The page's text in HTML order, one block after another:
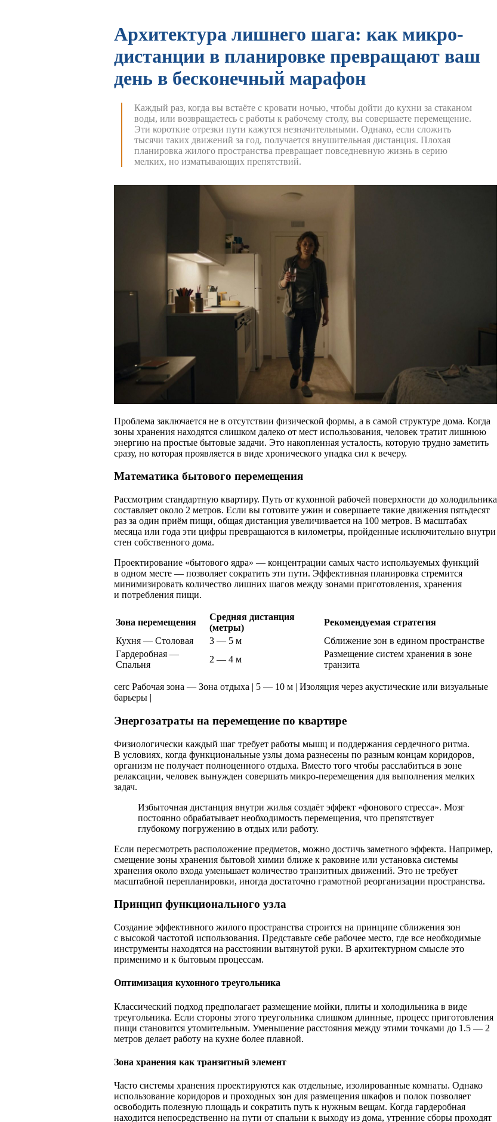
Архитектура лишнего шага: как микро-
дистанции в планировке превращают ваш
день в бесконечный марафон
Каждый раз, когда вы встаёте с кровати ночью, чтобы дойти до кухни за стаканом
воды, или возвращаетесь с работы к рабочему столу, вы совершаете перемещение.
Эти короткие отрезки пути кажутся незначительными. Однако, если сложить
тысячи таких движений за год, получается внушительная дистанция. Плохая
планировка жилого пространства превращает повседневную жизнь в серию
мелких, но изматывающих препятствий.
Проблема заключается не в отсутствии физической формы, а в самой структуре дома. Когда
зоны хранения находятся слишком далеко от мест использования, человек тратит лишнюю
энергию на простые бытовые задачи. Это накопленная усталость, которую трудно заметить
сразу, но которая проявляется в виде хронического упадка сил к вечеру.
Математика бытового перемещения
Рассмотрим стандартную квартиру. Путь от кухонной рабочей поверхности до холодильника
составляет около 2 метров. Если вы готовите ужин и совершаете такие движения пятьдесят
раз за один приём пищи, общая дистанция увеличивается на 100 метров. В масштабах
месяца или года эти цифры превращаются в километры, пройденные исключительно внутри
стен собственного дома.
Проектирование «бытового ядра» — концентрации самых часто используемых функций
в одном месте — позволяет сократить эти пути. Эффективная планировка стремится
минимизировать количество лишних шагов между зонами приготовления, хранения
и потребления пищи.
Зона перемещения
Средняя дистанция
(метры)
Рекомендуемая стратегия
Кухня — Столовая
3 — 5 м
Сближение зон в едином пространстве
Гардеробная —
Спальня
2 — 4 м
Размещение систем хранения в зоне
транзита
cerc Рабочая зона — Зона отдыха | 5 — 10 м | Изоляция через акустические или визуальные
барьеры |
Энергозатраты на перемещение по квартире
Физиологически каждый шаг требует работы мышц и поддержания сердечного ритма.
В условиях, когда функциональные узлы дома разнесены по разным концам коридоров,
организм не получает полноценного отдыха. Вместо того чтобы расслабиться в зоне
релаксации, человек вынужден совершать микро-перемещения для выполнения мелких
задач.
Избыточная дистанция внутри жилья создаёт эффект «фонового стресса». Мозг
постоянно обрабатывает необходимость перемещения, что препятствует
глубокому погружению в отдых или работу.
Если пересмотреть расположение предметов, можно достичь заметного эффекта. Например,
смещение зоны хранения бытовой химии ближе к раковине или установка системы
хранения около входа уменьшает количество транзитных движений. Это не требует
масштабной перепланировки, иногда достаточно грамотной реорганизации пространства.
Принцип функционального узла
Создание эффективного жилого пространства строится на принципе сближения зон
с высокой частотой использования. Представьте себе рабочее место, где все необходимые
инструменты находятся на расстоянии вытянутой руки. В архитектурном смысле это
применимо и к бытовым процессам.
Оптимизация кухонного треугольника
Классический подход предполагает размещение мойки, плиты и холодильника в виде
треугольника. Если стороны этого треугольника слишком длинные, процесс приготовления
пищи становится утомительным. Уменьшение расстояния между этими точками до 1.5 — 2
метров делает работу на кухне более плавной.
Зона хранения как транзитный элемент
Часто системы хранения проектируются как отдельные, изолированные комнаты. Однако
использование коридоров и проходных зон для размещения шкафов и полок позволяет
освободить полезную площадь и сократить путь к нужным вещам. Когда гардеробная
находится непосредственно на пути от спальни к выходу из дома, утренние сборы проходят